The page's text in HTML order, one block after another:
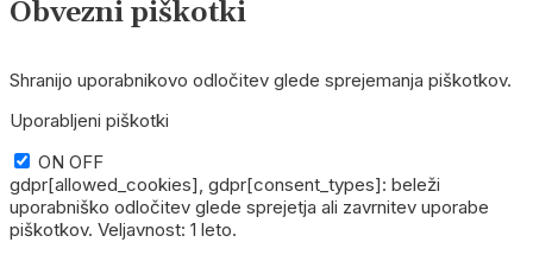
Obvezni piškotki
Shranijo uporabnikovo odločitev glede sprejemanja piškotkov.
Uporabljeni piškotki
ON OFF
gdpr[allowed_cookies], gdpr[consent_types]: beleži
uporabniško odločitev glede sprejetja ali zavrnitev uporabe
piškotkov. Veljavnost: 1 leto.